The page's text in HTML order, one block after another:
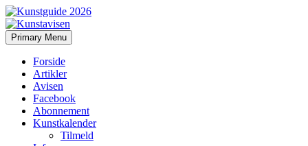
Kunstavisen
Search
Primary Menu Skip
to
Forside
Artikler
Avisen
Facebook
Abonnement
Kunstkalender
Tilmeld